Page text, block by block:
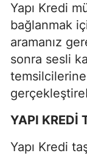
Yapı Kredi
bağlanmak
aramanız
sonra sesli
YAPI KREDİ
Yapı Kredi